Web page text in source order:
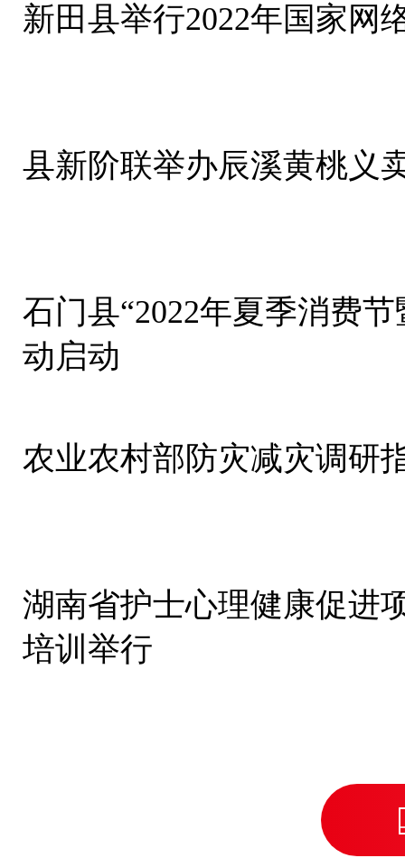
新田县举行2022年国家网
县新阶联举办辰溪黄桃义
石门县“2022年夏季消费
动启动
农业农村部防灾减灾调研
湖南省护士心理健康促进
培训举行